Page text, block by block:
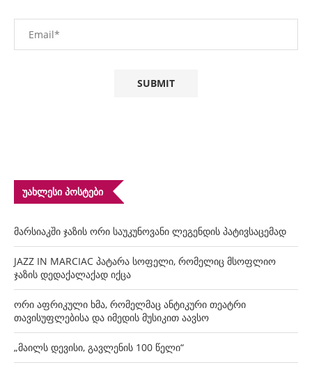
ᲣᲐᲮᲚᲔᲡᲘ ᲞᲝᲡᲢᲔᲑᲘ
მარსიაკში ჯაზის ორი საუკუნოვანი ლეგენდის პატივსაცემად
JAZZ IN MARCIAC პატარა სოფელი, რომელიც მსოფლიო
ჯაზის დედაქალაქად იქცა
ორი აფრიკული ხმა, რომელმაც ანტიკური თეატრი
თავისუფლებისა და იმედის მუსიკით აავსო
„მაილს დევისი, გავლენის 100 წელი“